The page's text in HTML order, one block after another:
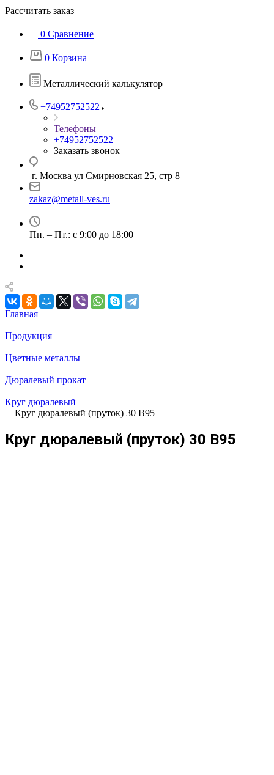
Рассчитать заказ
0 Сравнение
0 Корзина
Металлический калькулятор
+74952752522
Телефоны
+74952752522
Заказать звонок
г. Москва ул Смирновская 25, стр 8
zakaz@metall-ves.ru
Пн. – Пт.: с 9:00 до 18:00
Главная
—
Продукция
—
Цветные металлы
—
Дюралевый прокат
—
Круг дюралевый
—Круг дюралевый (пруток) 30 В95
Круг дюралевый (пруток) 30 В95